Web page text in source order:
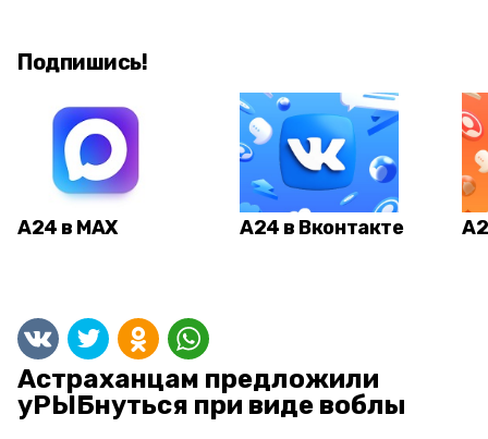
Подпишись!
А24 в MAX А24 в Вконтакте
Астраханцам предложили
уРЫБнуться при виде воблы